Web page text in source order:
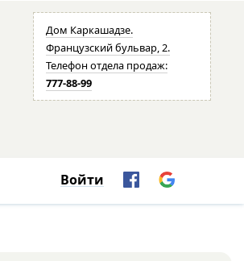
Дом Каркашадзе.
Французский бульвар, 2.
Телефон отдела продаж:
777-88-99
Войти